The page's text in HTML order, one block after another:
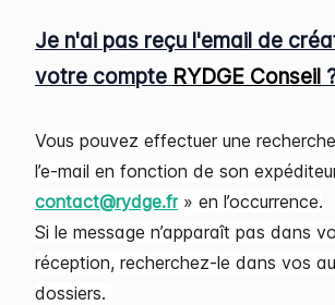
Je n'ai pas reçu l'email de
votre compte RYDGE Conseil
Vous pouvez effectuer une
l’e-mail en fonction de son
contact@rydge.fr » en l’occurrence.
Si le message n’apparaît pas dans
réception, recherchez-le dans vos
dossiers.